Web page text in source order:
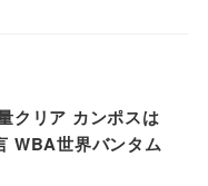
クリア カンポスは
WBA世界バンタム